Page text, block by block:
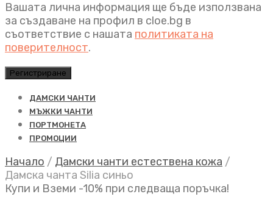
Вашата лична информация ще бъде използвана
за създаване на профил в cloe.bg в
съответствие с нашата политиката на
поверителност.
Регистриране
ДАМСКИ ЧАНТИ
МЪЖКИ ЧАНТИ
ПОРТМОНЕТА
ПРОМОЦИИ
Начало / Дамски чанти естествена кожа /
Дамска чанта Silia синьо
Купи и Вземи -10% при следваща поръчка!